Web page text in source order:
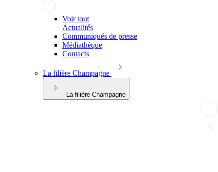
Voir tout
Actualités
Communiqués de presse
Médiathèque
Contacts
La filière Champagne
La filière Champagne